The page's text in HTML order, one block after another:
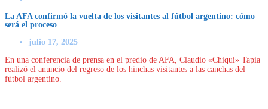
La AFA confirmó la vuelta de los visitantes al fútbol argentino: cómo
será el proceso
julio 17, 2025
En una conferencia de prensa en el predio de AFA, Claudio «Chiqui» Tapia
realizó el anuncio del regreso de los hinchas visitantes a las canchas del
fútbol argentino.